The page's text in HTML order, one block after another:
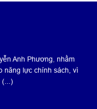
Anh Phương
nhằm
năng lực chính sách, vì
(...)